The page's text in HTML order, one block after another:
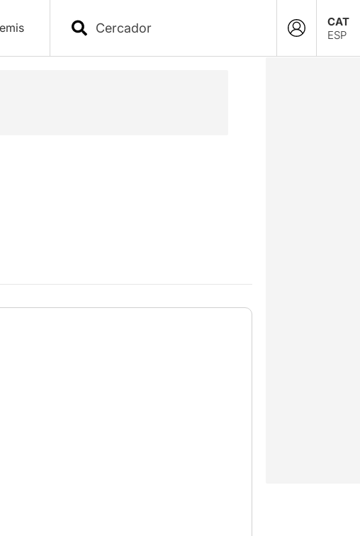
CAT
ESP